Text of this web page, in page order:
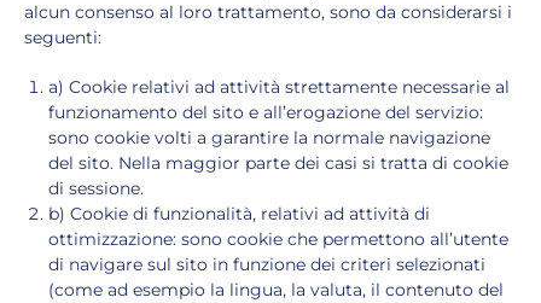
alcun consenso al loro trattamento, sono da considerarsi i
seguenti:
a) Cookie relativi ad attività strettamente necessarie al
funzionamento del sito e all’erogazione del servizio:
sono cookie volti a garantire la normale navigazione
del sito. Nella maggior parte dei casi si tratta di cookie
di sessione.
b) Cookie di funzionalità, relativi ad attività di
ottimizzazione: sono cookie che permettono all’utente
di navigare sul sito in funzione dei criteri selezionati
(come ad esempio la lingua, la valuta, il contenuto del